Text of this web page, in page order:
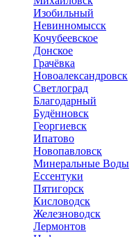
Изобильный
Невинномысск
Кочубеевское
Донское
Грачёвка
Новоалександровск
Светлоград
Благодарный
Будённовск
Георгиевск
Ипатово
Новопавловск
Минеральные Воды
Ессентуки
Пятигорск
Кисловодск
Железноводск
Лермонтов